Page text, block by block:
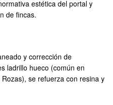
estética del portal y
de fincas.
y corrección de
ladrillo hueco (común en
se refuerza con resina y